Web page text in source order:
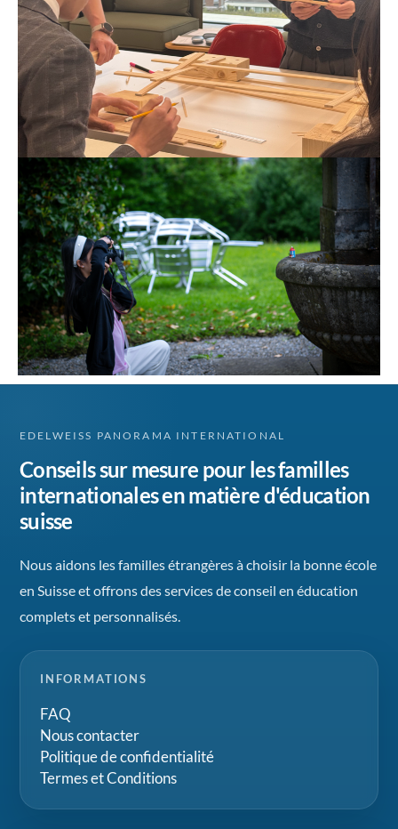
EDELWEISS PANORAMA INTERNATIONAL
Conseils sur mesure pour les familles
internationales en matière d'éducation
suisse
Nous aidons les familles étrangères à choisir la bonne école
en Suisse et offrons des services de conseil en éducation
complets et personnalisés.
INFORMATIONS
FAQ
Nous contacter
Politique de confidentialité
Termes et Conditions